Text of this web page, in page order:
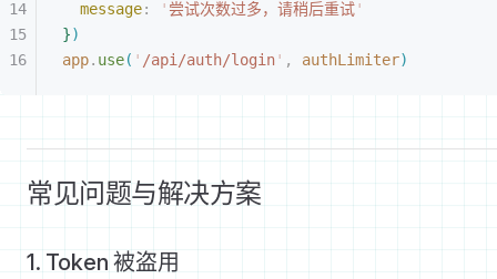
message: ' 尝试次数过多，请稍后重试'
})
app. use( ' /api/auth/login' , authLimiter)
常见问题与解决方案
1. Token 被盗用